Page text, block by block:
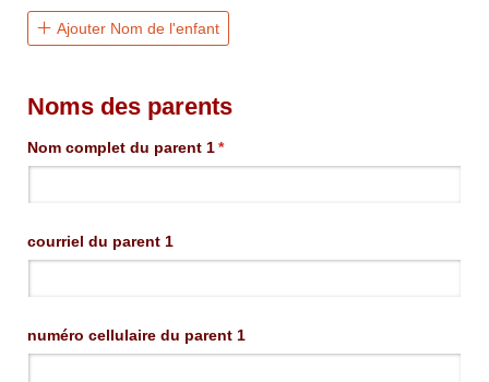
Ajouter Nom de l'enfant
Noms des parents
Nom complet du parent 1*
(requis)
courriel du parent 1
numéro cellulaire du parent 1